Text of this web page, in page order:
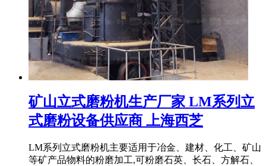
矿山立式磨粉机生产厂家 LM系列立
式磨粉设备供应商 上海西芝
LM系列立式磨粉机主要适用于冶金、建材、化工、矿山
等矿产品物料的粉磨加工,可粉磨石英、长石、方解石、